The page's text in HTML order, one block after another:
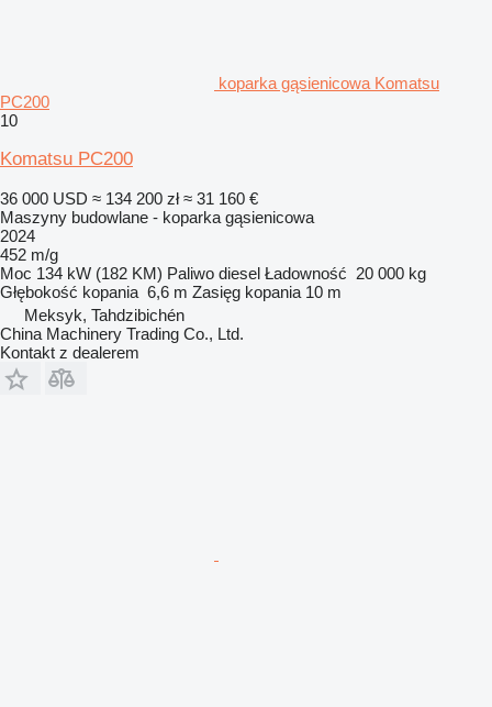
koparka gąsienicowa Komatsu
PC200
10
Komatsu PC200
36 000 USD ≈ 134 200 zł ≈ 31 160 €
Maszyny budowlane - koparka gąsienicowa
2024
452 m/g
Moc 134 kW (182 KM) Paliwo diesel Ładowność 20 000 kg
Głębokość kopania 6,6 m Zasięg kopania 10 m
Meksyk, Tahdzibichén
China Machinery Trading Co., Ltd.
Kontakt z dealerem